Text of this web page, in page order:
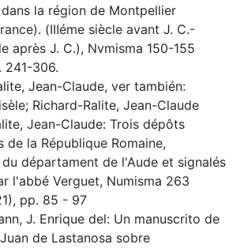
la région de Montpellier
(IIIéme siècle avant J. C.-
après J. C.), Nvmisma 150-155
241-306.
Jean-Claude, ver también:
Richard-Ralite, Jean-Claude
Jean-Claude: Trois dépôts
de la République Romaine,
départament de l'Aude et signalés
l'abbé Verguet, Numisma 263
pp. 85 - 97
J. Enrique del: Un manuscrito de
de Lastanosa sobre